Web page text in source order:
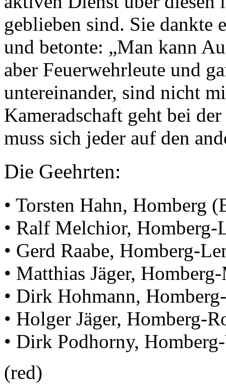
geblieben sind. Sie dankte
und betonte: „Man kann
aber Feuerwehrleute und
untereinander, sind nicht
Kameradschaft geht bei
muss sich jeder auf den
Die Geehrten:
• Torsten Hahn, Homberg
• Ralf Melchior, Homberg-
• Gerd Raabe, Homberg-
• Matthias Jäger,
• Dirk Hohmann,
• Holger Jäger, Homberg-
• Dirk Podhorny,
(red)